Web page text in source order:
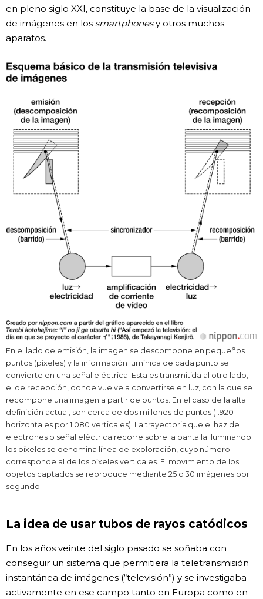
en pleno siglo XXI, constituye la base de la visualización
de imágenes en los smartphonesy otros muchos
aparatos.
En el lado de emisión, la imagen se descompone en pequeños
puntos (píxeles) y la información lumínica de cada punto se
convierte en una señal eléctrica. Esta es transmitida al otro lado,
el de recepción, donde vuelve a convertirse en luz, con la que se
recompone una imagen a partir de puntos. En el caso de la alta
definición actual, son cerca de dos millones de puntos (1.920
horizontales por 1.080 verticales). La trayectoria que el haz de
electrones o señal eléctrica recorre sobre la pantalla iluminando
los píxeles se denomina línea de exploración, cuyo número
corresponde al de los píxeles verticales. El movimiento de los
objetos captados se reproduce mediante 25 o 30 imágenes por
segundo.
La idea de usar tubos de rayos catódicos
En los años veinte del siglo pasado se soñaba con
conseguir un sistema que permitiera la teletransmisión
instantánea de imágenes (“televisión”) y se investigaba
activamente en ese campo tanto en Europa como en